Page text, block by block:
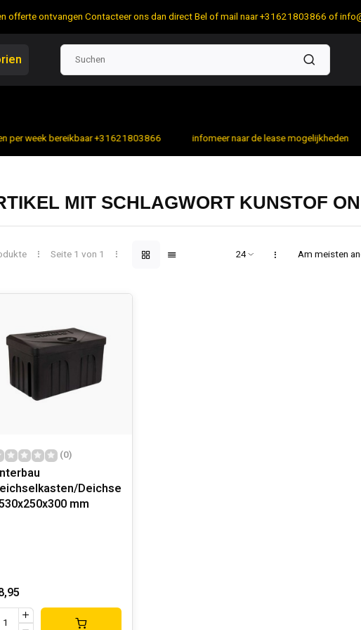
offerte ontvangen Contacteer ons dan direct Bel of mail naar +31621803866 of
per week bereikbaar +31621803866 infomeer naar de lease mogelijkheden
MIT SCHLAGWORT KUNSTOF
Seite 1 von 1 Am meisten
(0)
Deichselkasten/Werkzeugkasten
mm